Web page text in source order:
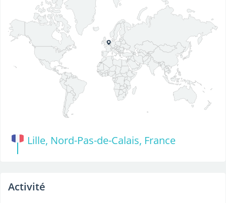
Lille, Nord-Pas-de-Calais, France
Activité